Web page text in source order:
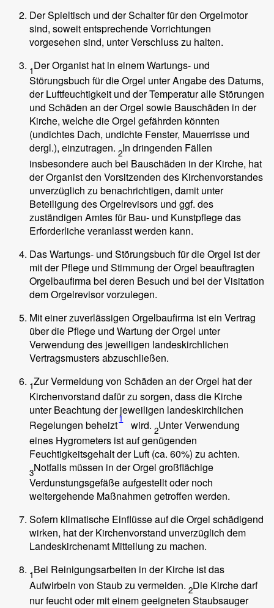
Der Spieltisch und der Schalter für den Orgelmotor
sind, soweit entsprechende Vorrichtungen
vorgesehen sind, unter Verschluss zu halten.
1Der Organist hat in einem Wartungs- und
Störungsbuch für die Orgel unter Angabe des Datums,
der Luftfeuchtigkeit und der Temperatur alle Störungen
und Schäden an der Orgel sowie Bauschäden in der
Kirche, welche die Orgel gefährden könnten
(undichtes Dach, undichte Fenster, Mauerrisse und
dergl.), einzutragen. 2In dringenden Fällen
insbesondere auch bei Bauschäden in der Kirche, hat
der Organist den Vorsitzenden des Kirchenvorstandes
unverzüglich zu benachrichtigen, damit unter
Beteiligung des Orgelrevisors und ggf. des
zuständigen Amtes für Bau- und Kunstpflege das
Erforderliche veranlasst werden kann.
Das Wartungs- und Störungsbuch für die Orgel ist der
mit der Pflege und Stimmung der Orgel beauftragten
Orgelbaufirma bei deren Besuch und bei der Visitation
dem Orgelrevisor vorzulegen.
Mit einer zuverlässigen Orgelbaufirma ist ein Vertrag
über die Pflege und Wartung der Orgel unter
Verwendung des jeweiligen landeskirchlichen
Vertragsmusters abzuschließen.
1Zur Vermeidung von Schäden an der Orgel hat der
Kirchenvorstand dafür zu sorgen, dass die Kirche
unter Beachtung der jeweiligen landeskirchlichen
Regelungen beheizt1 wird. 2Unter Verwendung
eines Hygrometers ist auf genügenden
Feuchtigkeitsgehalt der Luft (ca. 60%) zu achten.
3Notfalls müssen in der Orgel großflächige
Verdunstungsgefäße aufgestellt oder noch
weitergehende Maßnahmen getroffen werden.
Sofern klimatische Einflüsse auf die Orgel schädigend
wirken, hat der Kirchenvorstand unverzüglich dem
Landeskirchenamt Mitteilung zu machen.
1Bei Reinigungsarbeiten in der Kirche ist das
Aufwirbeln von Staub zu vermeiden. 2Die Kirche darf
nur feucht oder mit einem geeigneten Staubsauger